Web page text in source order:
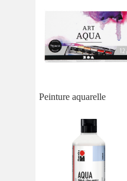
Peinture aquarelle